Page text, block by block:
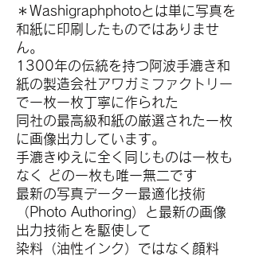
＊Washigraphphotoとは単に写真を
和紙に印刷したものではありませ
ん。
1300年の伝統を持つ阿波手漉き和
紙の製造会社アワガミファクトリー
で一枚一枚丁寧に作られた
同社の最高級和紙の厳選された一枚
に画像出力しています。
手漉きゆえに全く同じものは一枚も
なく どの一枚も唯一無二です
最新の写真データー最適化技術
（Photo Authoring）と最新の画像
出力技術とを駆使して
染料（油性インク）ではなく顔料